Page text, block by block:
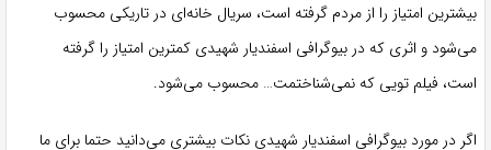
بیشترین امتیاز را از مردم گرفته است، سریال خانه‌ای در تاریکی محسوب
می‌شود و اثری که در بیوگرافی اسفندیار شهیدی کمترین امتیاز را گرفته
است، فیلم تویی که نمی‌شناختمت… محسوب می‌شود.
اگر در مورد بیوگرافی اسفندیار شهیدی نکات بیشتری می‌دانید حتما برای ما